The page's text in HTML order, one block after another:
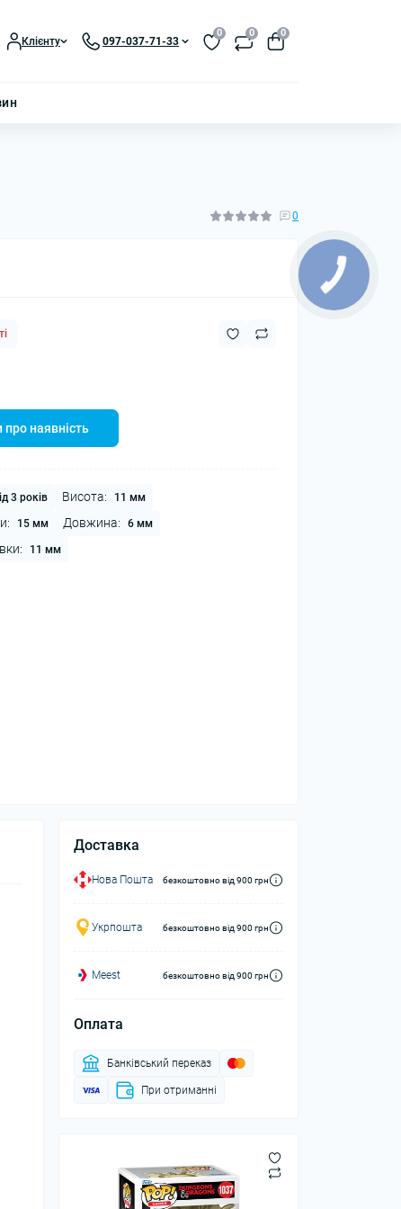
Клієнту 097-037-71-33
0 0 0
0
наявність
3 років Висота: 11 мм
15 мм Довжина: 6 мм
11 мм
Доставка
Нова Пошта безкоштовно від 900 грн
Укрпошта безкоштовно від 900 грн
Meest безкоштовно від 900 грн
Оплата
Банківський переказ
При отриманні